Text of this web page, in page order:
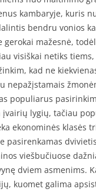
kambaryje, kuris
bendru vonios
gerokai mažesnė,
visiškai netiks
kad ne
nepažįstamais
populiarus
įvairių lygių, tačiau
ekonominės klasės
pasirenkamas
viešbučiuose
dviem asmenims.
kuomet galima